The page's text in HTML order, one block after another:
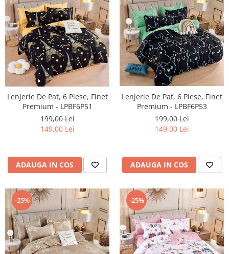
Lenjerie De Pat, 6 Piese, Finet
Premium - LPBF6P51
199,00 Lei
149,00 Lei
ADAUGA IN COS
Lenjerie De Pat, 6 Piese, Finet
Premium - LPBF6P53
199,00 Lei
149,00 Lei
ADAUGA IN COS
-25% -25%